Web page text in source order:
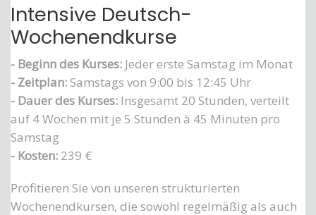
Intensive Deutsch-
Wochenendkurse
- Beginn des Kurses: Jeder erste Samstag im Monat
- Zeitplan: Samstags von 9:00 bis 12:45 Uhr
- Dauer des Kurses: Insgesamt 20 Stunden, verteilt
auf 4 Wochen mit je 5 Stunden à 45 Minuten pro
Samstag
- Kosten: 239 €
Profitieren Sie von unseren strukturierten
Wochenendkursen, die sowohl regelmäßig als auch